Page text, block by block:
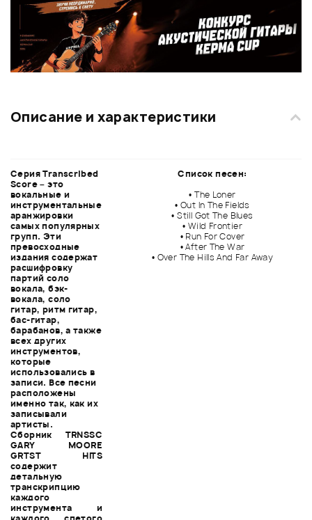
Описание и характеристики
Серия Transcribed
Score – это
вокальные и
инструментальные
аранжировки
самых популярных
групп. Эти
превосходные
издания содержат
расшифровку
партий соло
вокала, бэк-
вокала, соло
гитар, ритм гитар,
бас-гитар,
барабанов, а также
всех других
инструментов,
которые
использовались в
записи. Все песни
расположены
именно так, как их
записывали
артисты.
Сборник TRNSSC
GARY MOORE
GRTST HITS
содержит
детальную
транскрипцию
каждого
инструмента и
Список песен:
• The Loner
• Out In The Fields
• Still Got The Blues
• Wild Frontier
• Run For Cover
• After The War
• Over The Hills And Far Away